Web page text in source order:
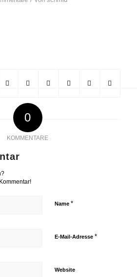
0
KOMMENTARE
Name *
E-Mail-Adresse *
Website